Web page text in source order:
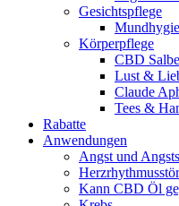
Gesichtspflege
Körperpflege
CBD
Lust &
Claude
Tees &
Rabatte
Anwendungen
Angst und
Kann CBD Öl